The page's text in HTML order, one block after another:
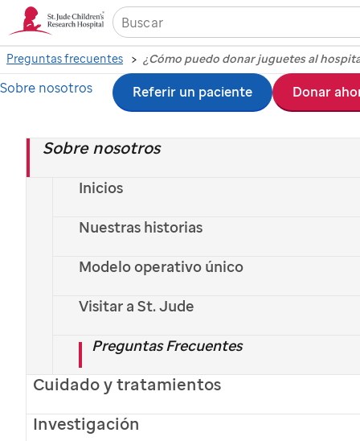
Ir
contenido
principal
Sobre nosotros
Inicios
Nuestras historias
Modelo operativo único
Visitar a St. Jude
Preguntas Frecuentes
Cuidado y tratamientos
Investigación
Sobre nosotros Referir un paciente Donar
Preguntas frecuentes ¿Cómo puedo donar juguetes al
¿Cómo puedo donar
juguetes al hospital?
Nos encantaría que donaras juguetes para nuestros
niños (pero todos los juguetes deben ser nuevos).
juguetes que deseas donar a:
Toy donation
501St. JudePlace